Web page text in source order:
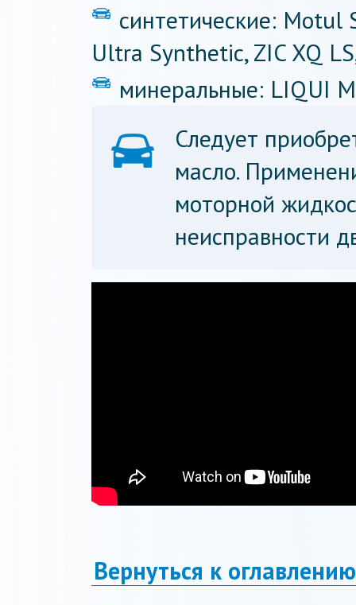
синтетические: Motul
Ultra Synthetic, ZIC XQ
минеральные: LIQUI
Следует
масло.
моторной
неисправности
Вернуться к оглавлению